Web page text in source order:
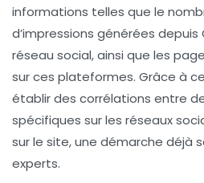
informations telles que le
d’impressions générées
réseau social, ainsi que les
sur ces plateformes. Grâce à
établir des corrélations entre
spécifiques sur les réseaux
sur le site, une démarche déjà
experts.